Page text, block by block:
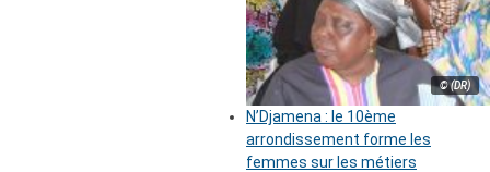
© (DR)
N’Djamena : le 10ème
arrondissement forme les
femmes sur les métiers